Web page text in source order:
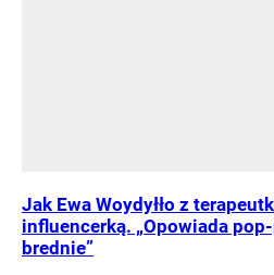
Jak Ewa Woydyłło z
influencerką. „Opowiada
brednie”